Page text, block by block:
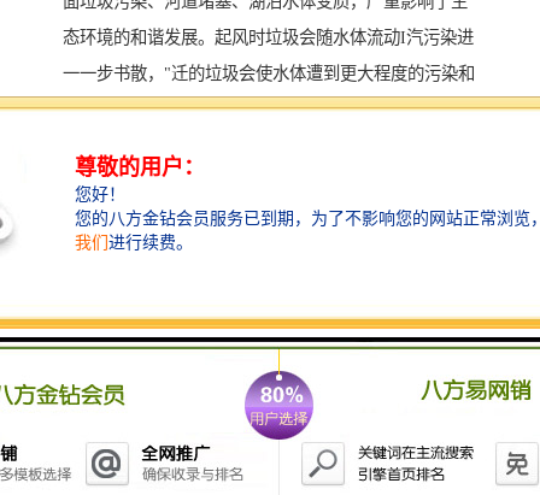
态环境的和谐发展。起风时垃圾会随水体流动I汽污染进
一一步书散，"迁的垃圾会使水体遭到更大程度的污染和
破坏。